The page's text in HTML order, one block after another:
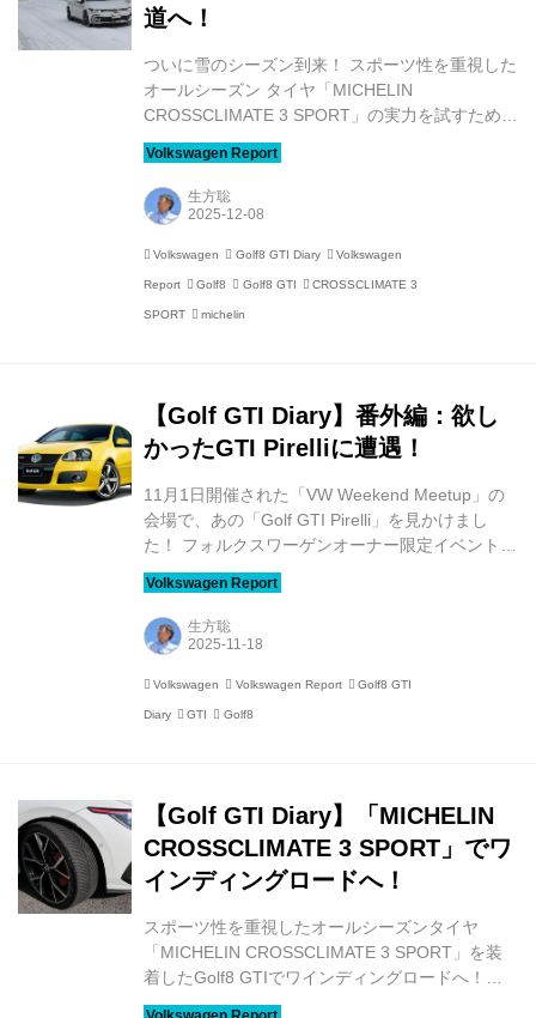
道へ！
ついに雪のシーズン到来！ スポーツ性を重視した
オールシーズン タイヤ「MICHELIN
CROSSCLIMATE 3 SPORT」の実力を試すため、
雪を求めて福島県の裏磐梯を目指しました。 すで
に報告しているとおり、愛車のGolf8 GTIに、ス
ポーツ志向のオールシーズンタイヤである
MICHELIN CROSSCLIMATE 3 SPORTを装着し
ィングロードで走らせ、これまでのオールシーズ
ンタイヤの常識を破るスポーツ性能の持ち主であ
ることを確認しました。 【Golf GTI Diary】
生方聡
Volkswagen Golf8 GTI Diary Volkswagen
Report Golf8 Golf8 GTI CROSSCLIMATE 3
SPORT michelin
【Golf GTI Diary】番外編：欲し
かったGTI Pirelliに遭遇！
11月1日開催された「VW Weekend Meetup」の
会場で、あの「Golf GTI Pirelli」を見かけまし
た！ フォルクスワーゲンオーナー限定イベント
「VW Weekend Meetup」が都内で開催されたこ
とはニュースでお伝えしました。 ドイツ本社から
のサプライズゲストはVWブランドCEO！ 「VW
Weekend Meetup」開催 - 8speednet VW、
イト 2025年11月1日、フォルクスワーゲン ジャ
パン（以下VWJ）がフォルクスワーゲンオーナー
生方聡
Volkswagen Volkswagen Report Golf8 GTI
Diary GTI Golf8
【Golf GTI Diary】「MICHELIN
CROSSCLIMATE 3 SPORT」でワ
インディングロードへ！
スポーツ性を重視したオールシーズンタイヤ
「MICHELIN CROSSCLIMATE 3 SPORT」を装
着したGolf8 GTIでワインディングロードへ！
CROSSCLIMATE 3 SPORTは期待に応えてくれる